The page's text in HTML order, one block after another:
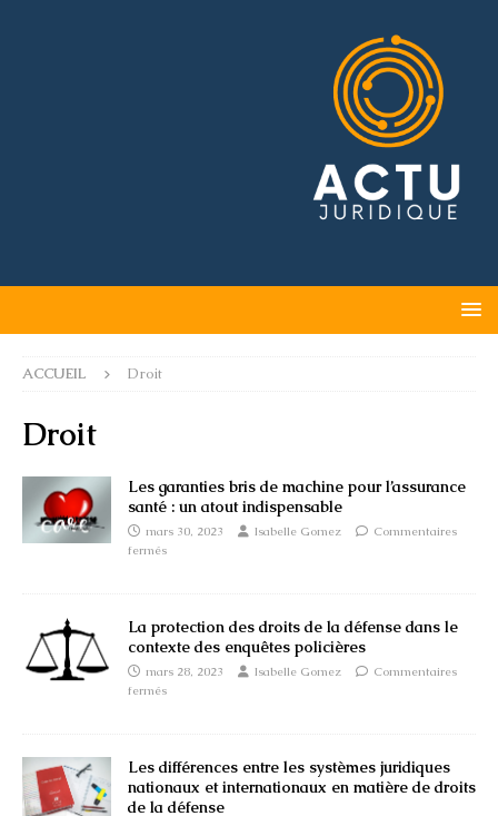
ACCUEIL Droit
Droit
Les garanties bris de machine pour l’assurance
santé : un atout indispensable
mars 30, 2023 Isabelle Gomez
Commentaires
fermés
La protection des droits de la défense dans le
contexte des enquêtes policières
mars 28, 2023 Isabelle Gomez
Commentaires
fermés
Les différences entre les systèmes juridiques
nationaux et internationaux en matière de droits
de la défense